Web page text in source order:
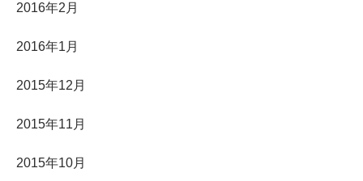
2016年2月
2016年1月
2015年12月
2015年11月
2015年10月